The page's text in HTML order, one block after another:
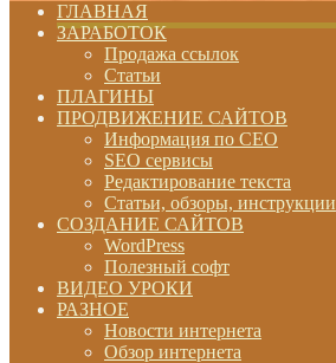
ГЛАВНАЯ
ЗАРАБОТОК
Продажа ссылок
Статьи
ПЛАГИНЫ
ПРОДВИЖЕНИЕ САЙТОВ
Информация по СЕО
SEO сервисы
Редактирование текста
Статьи, обзоры, инструкции
СОЗДАНИЕ САЙТОВ
WordPress
Полезный софт
ВИДЕО УРОКИ
РАЗНОЕ
Новости интернета
Обзор интернета